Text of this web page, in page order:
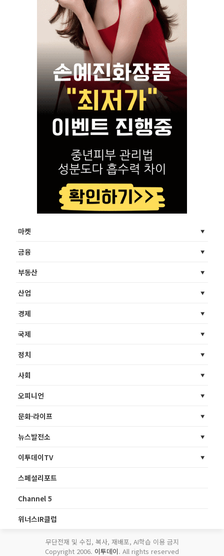
마켓
금융
부동산
산업
경제
국제
정치
사회
오피니언
문화·라이프
뉴스발전소
이투데이TV
스페셜리포트
Channel 5
위너스IR클럽
무단전재 및 수집, 복사, 재배포, AI학습 이용 금지
Copyright 2006. 이투데이. All rights reserved